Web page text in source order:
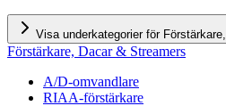
Visa underkategorier för
Förstärkare, Dacar & Streamers
A/D-omvandlare
RIAA-förstärkare